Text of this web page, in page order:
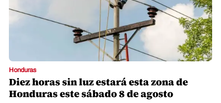
Honduras
Diez horas sin luz estará esta zona de
Honduras este sábado 8 de agosto